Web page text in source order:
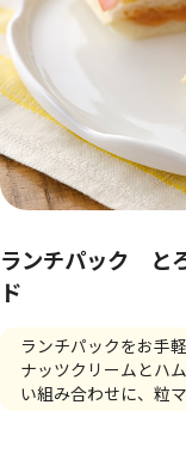
ランチパック と
ド
ランチパックをお手
ナッツクリームとハ
い組み合わせに、粒